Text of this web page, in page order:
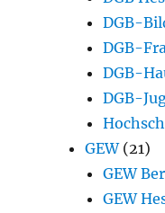
DGB-
DGB-
DGB-
DGB-
GEW(21)
GEW
GEW